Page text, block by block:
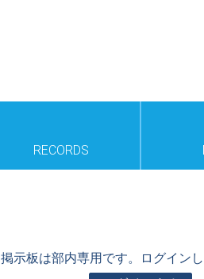
RECORDS
掲示板は部内専用です。ログインし